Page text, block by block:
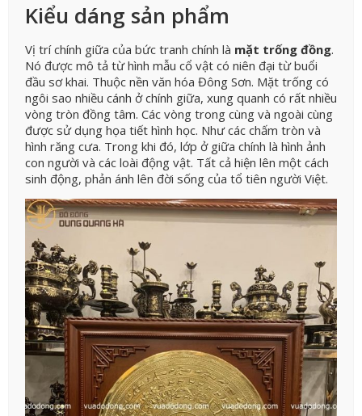
Kiểu dáng sản phẩm
Vị trí chính giữa của bức tranh chính là mặt trống đồng.
Nó được mô tả từ hình mẫu cổ vật có niên đại từ buổi
đầu sơ khai. Thuộc nền văn hóa Đông Sơn. Mặt trống có
ngôi sao nhiều cánh ở chính giữa, xung quanh có rất nhiều
vòng tròn đồng tâm. Các vòng trong cùng và ngoài cùng
được sử dụng họa tiết hình học. Như các chấm tròn và
hình răng cưa. Trong khi đó, lớp ở giữa chính là hình ảnh
con người và các loài động vật. Tất cả hiện lên một cách
sinh động, phản ánh lên đời sống của tổ tiên người Việt.